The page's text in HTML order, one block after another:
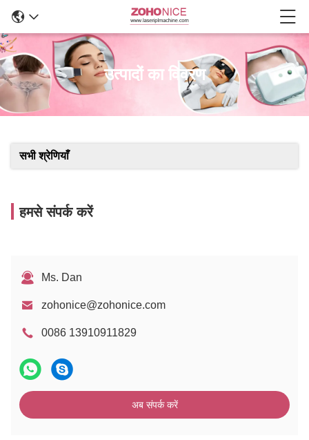
उत्पादों का विवरण
सभी श्रेणियाँ
हमसे संपर्क करें
Ms. Dan
zohonice@zohonice.com
0086 13910911829
अब संपर्क करें